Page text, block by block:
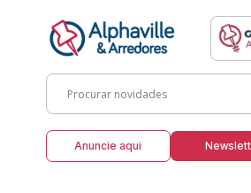
Anuncie aqui